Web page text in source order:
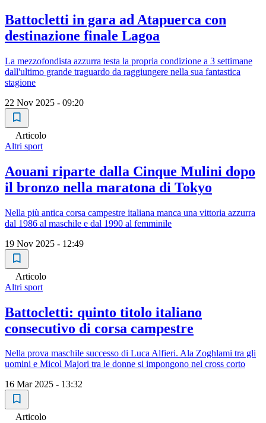
Battocletti in gara ad Atapuerca con
destinazione finale Lagoa
La mezzofondista azzurra testa la propria condizione a 3 settimane
dall'ultimo grande traguardo da raggiungere nella sua fantastica
stagione
22 Nov 2025 - 09:20
Articolo
Altri sport
Aouani riparte dalla Cinque Mulini dopo
il bronzo nella maratona di Tokyo
Nella più antica corsa campestre italiana manca una vittoria azzurra
dal 1986 al maschile e dal 1990 al femminile
19 Nov 2025 - 12:49
Articolo
Altri sport
Battocletti: quinto titolo italiano
consecutivo di corsa campestre
Nella prova maschile successo di Luca Alfieri. Ala Zoghlami tra gli
uomini e Micol Majori tra le donne si impongono nel cross corto
16 Mar 2025 - 13:32
Articolo